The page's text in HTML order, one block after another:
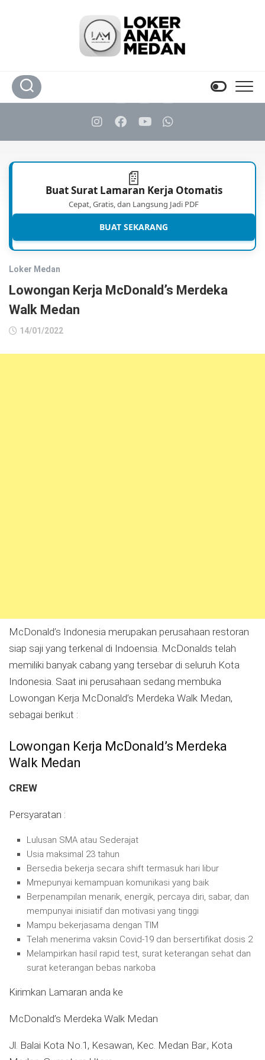
📄
Buat Surat Lamaran Kerja Otomatis
Cepat, Gratis, dan Langsung Jadi PDF
BUAT SEKARANG
Loker Medan
Lowongan Kerja McDonald’s Merdeka
Walk Medan
14/01/2022
McDonald’s Indonesia merupakan perusahaan restoran
siap saji yang terkenal di Indoensia. McDonalds telah
memiliki banyak cabang yang tersebar di seluruh Kota
Indonesia. Saat ini perusahaan sedang membuka
Lowongan Kerja McDonald’s Merdeka Walk Medan,
sebagai berikut :
Lowongan Kerja McDonald’s Merdeka
Walk Medan
CREW
Persyaratan :
Lulusan SMA atau Sederajat
Usia maksimal 23 tahun
Bersedia bekerja secara shift termasuk hari libur
Mmepunyai kemampuan komunikasi yang baik
Berpenampilan menarik, energik, percaya diri, sabar, dan
mempunyai inisiatif dan motivasi yang tinggi
Mampu bekerjasama dengan TIM
Telah menerima vaksin Covid-19 dan bersertifikat dosis 2
Melampirkan hasil rapid test, surat keterangan sehat dan
surat keterangan bebas narkoba
Kirimkan Lamaran anda ke
McDonald’s Merdeka Walk Medan
Jl. Balai Kota No.1, Kesawan, Kec. Medan Bar., Kota